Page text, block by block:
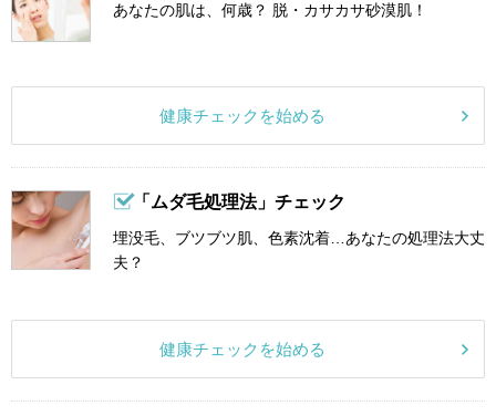
あなたの肌は、何歳？ 脱・カサカサ砂漠肌！
健康チェックを始める
「ムダ毛処理法」チェック
埋没毛、ブツブツ肌、色素沈着…あなたの処理法大丈
夫？
健康チェックを始める